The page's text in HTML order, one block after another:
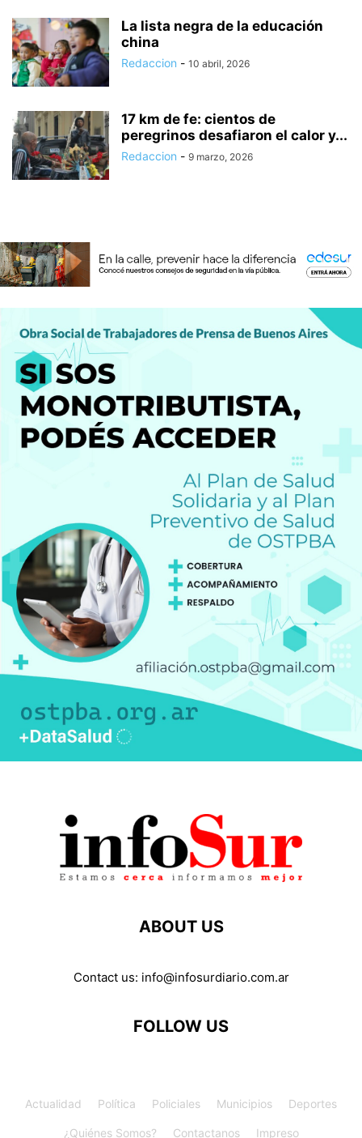
La lista negra de la educación
china
Redaccion - 10 abril, 2026
17 km de fe: cientos de
peregrinos desafiaron el calor y...
Redaccion - 9 marzo, 2026
ABOUT US
Contact us: info@infosurdiario.com.ar
FOLLOW US
Actualidad Política Policiales Municipios Deportes
¿Quiénes Somos? Contactanos Impreso